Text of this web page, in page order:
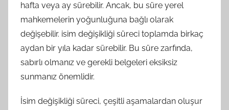
hafta veya ay sürebilir. Ancak, bu süre yerel
mahkemelerin yoğunluğuna bağlı olarak
değişebilir. isim değişikliği süreci toplamda birkaç
aydan bir yıla kadar sürebilir. Bu süre zarfında,
sabırlı olmanız ve gerekli belgeleri eksiksiz
sunmanız önemlidir.
İsim değişikliği süreci, çeşitli aşamalardan oluşur